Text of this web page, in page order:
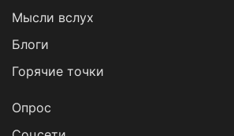
Мысли вслух
Блоги
Горячие точки
Опрос